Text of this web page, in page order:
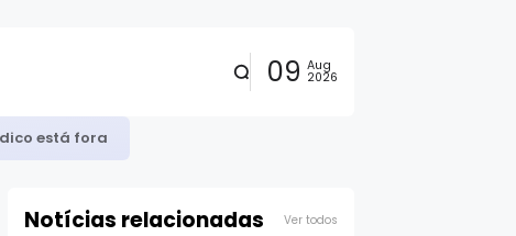
09 Aug
2026
Notícias relacionadas Ver todos